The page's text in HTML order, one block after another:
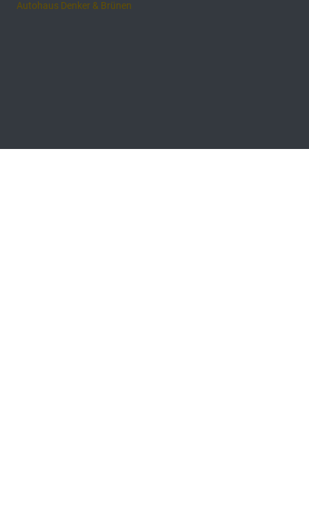
Autohaus Denker & Brünen